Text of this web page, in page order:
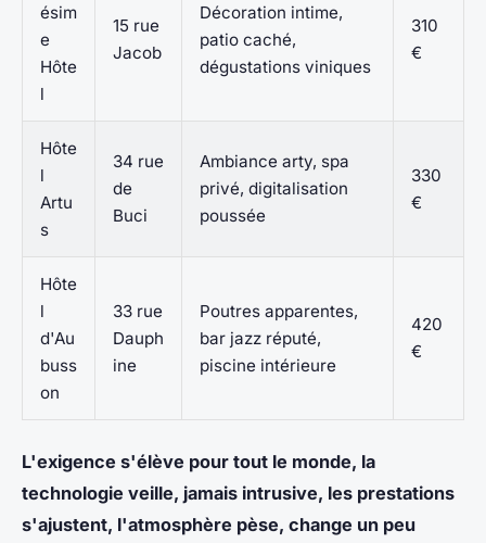
ésim
e
Hôte
l
15 rue
Jacob
Décoration intime,
patio caché,
dégustations viniques
310
€
Hôte
l
Artu
s
34 rue
de
Buci
Ambiance arty, spa
privé, digitalisation
poussée
330
€
Hôte
l
d'Au
buss
on
33 rue
Dauph
ine
Poutres apparentes,
bar jazz réputé,
piscine intérieure
420
€
L'exigence s'élève pour tout le monde, la
technologie veille, jamais intrusive, les prestations
s'ajustent, l'atmosphère pèse, change un peu